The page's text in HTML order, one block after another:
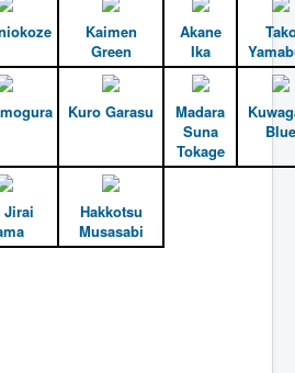
Kaimen
Green
Akane
Ika
Kuro Garasu
Madara
Suna
Tokage
Blue
Jirai
Hakkotsu
Musasabi